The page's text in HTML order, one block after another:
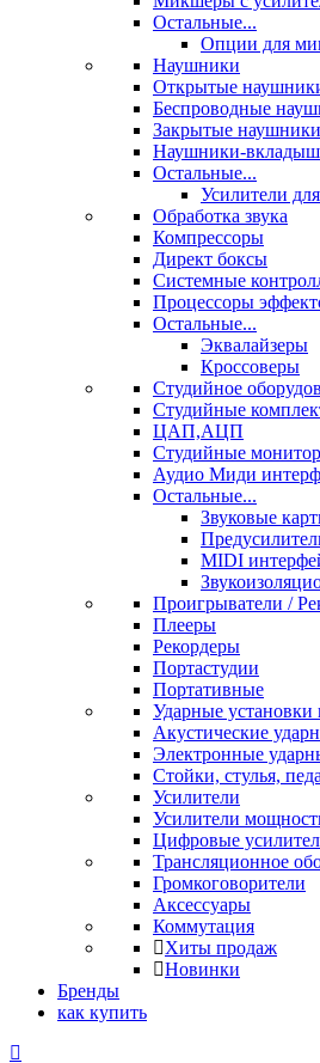
Остальные...
Опции для
Наушники
Открытые
Беспроводные
Закрытые наушники
Наушники-
Остальные...
Усилители
Обработка звука
Компрессоры
Директ боксы
Системные
Процессоры
Остальные...
Эквалайзеры
Кроссоверы
Студийное
Студийные
ЦАП,АЦП
Студийные
Аудио Миди
Остальные...
Звуковые
MIDI
Проигрыватели /
Плееры
Рекордеры
Портастудии
Портативные
Ударные установки
Акустические
Электронные
Стойки, стулья,
Усилители
Усилители
Цифровые
Трансляционное
Громкоговорители
Аксессуары
Коммутация
Хиты продаж
Новинки
Бренды
как купить